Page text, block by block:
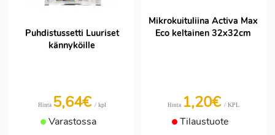
Puhdistussetti Luuriset
kännyköille
Hinta 5,64€ / kpl
Varastossa
Mikrokuituliina Activa Max
Eco keltainen 32x32cm
Hinta 1,20€ / KPL
Tilaustuote